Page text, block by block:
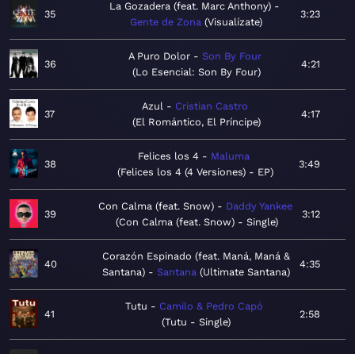
35
La Gozadera (feat. Marc Anthony)
Gente de Zona Visualízate
3:23
36
A Puro Dolor
Son By Four
Lo Esencial: Son By Four
4:21
37
Azul
Cristian Castro
El Romántico, El Príncipe
4:17
38
Felices los 4
Maluma
Felices los 4 (4 Versiones) - EP
3:49
39
Con Calma (feat. Snow)
Daddy Yankee
Con Calma (feat. Snow) - Single
3:12
40
Corazón Espinado (feat. Maná, Maná &
Santana)
Santana Ultimate Santana
4:35
41
Tutu
Camilo & Pedro Capó
Tutu - Single
2:58